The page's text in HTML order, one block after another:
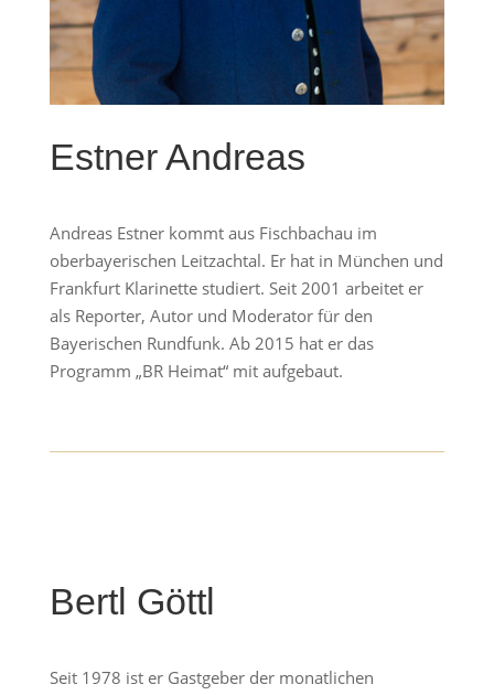
Estner Andreas
Andreas Estner kommt aus Fischbachau im
oberbayerischen Leitzachtal. Er hat in München und
Frankfurt Klarinette studiert. Seit 2001 arbeitet er
als Reporter, Autor und Moderator für den
Bayerischen Rundfunk. Ab 2015 hat er das
Programm „BR Heimat“ mit aufgebaut.
Bertl Göttl
Seit 1978 ist er Gastgeber der monatlichen